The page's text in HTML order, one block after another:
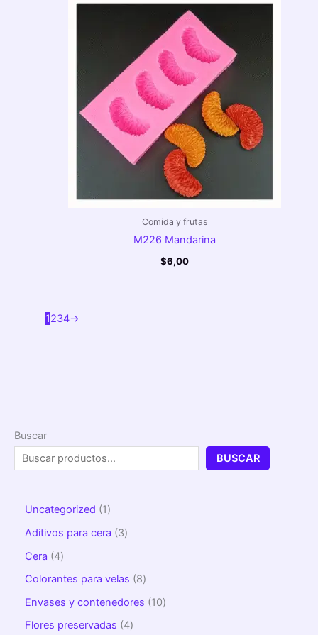
Buscar
BUSCAR
Uncategorized
1
Aditivos para cera
3
Cera
4
Colorantes para velas
8
Envases y contenedores
10
Flores preservadas
4
Comida y frutas
M226 Mandarina
$6,00
1234→